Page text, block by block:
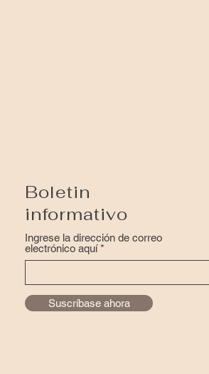
Boletin
informativo
Ingrese la dirección de correo
electrónico aquí
Suscríbase ahora